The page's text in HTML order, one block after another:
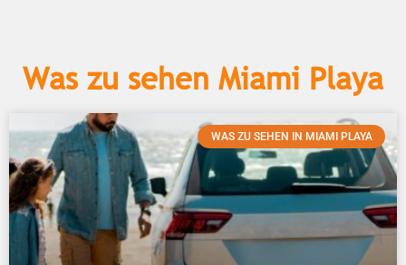
Was zu sehen Miami Playa
WAS ZU SEHEN IN MIAMI PLAYA